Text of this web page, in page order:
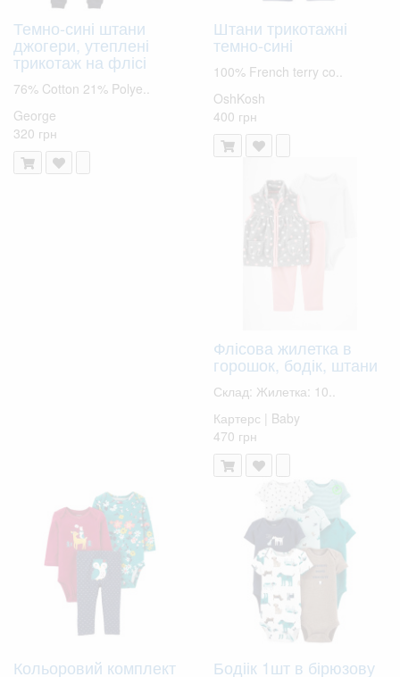
Темно-сині штани
джогери, утеплені
трикотаж на флісі
76% Cotton 21% Polye..
George
320 грн
Штани трикотажні
темно-сині
100% French terry co..
OshKosh
400 грн
Флісова жилетка в
горошок, бодік, штани
Склад: Жилетка: 10..
Картерс | Baby
470 грн
Кольоровий комплект Бодіік 1шт в бірюзову